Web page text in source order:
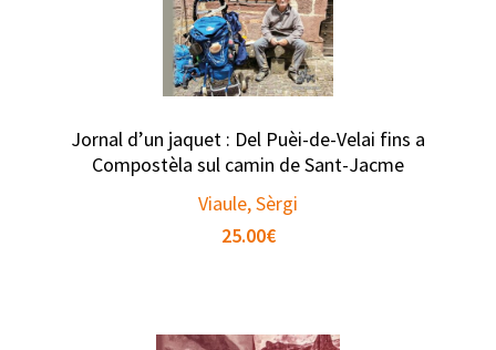
Jornal d’un jaquet : Del Puèi-de-Velai fins a
Compostèla sul camin de Sant-Jacme
Viaule, Sèrgi
25.00€